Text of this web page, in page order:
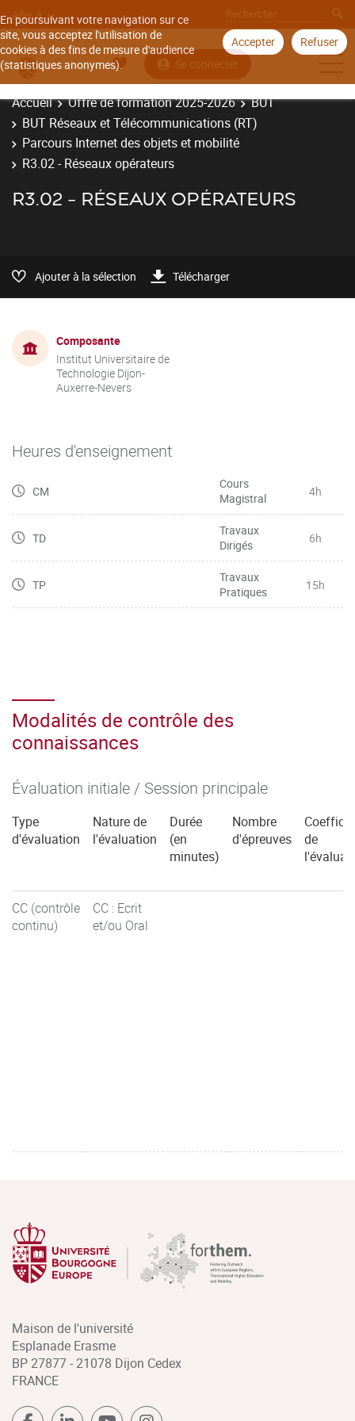
En poursuivant votre navigation sur ce
site, vous acceptez l'utilisation de
cookies à des fins de mesure d'audience
(statistiques anonymes).
Accepter Refuser
Aller à
Se connecter
Accueil Offre de formation 2025-2026
BUT
BUT Réseaux et Télécommunications (RT)
Parcours Internet des objets et mobilité
R3.02 - Réseaux opérateurs
R3.02 - RÉSEAUX OPÉRATEURS
Ajouter à la sélection Télécharger
Composante
Institut Universitaire de
Technologie Dijon-
Auxerre-Nevers
Heures d'enseignement
CM
Cours
Magistral
4h
TD
Travaux
Dirigés
6h
TP
Travaux
Pratiques
15h
Modalités de contrôle des
connaissances
Évaluation initiale / Session principale
Type
d'évaluation
Nature de
l'évaluation
Durée
(en
minutes)
Nombre
d'épreuves
de
CC (contrôle
continu)
CC : Ecrit
et/ou Oral
Maison de l'université
Esplanade Erasme
BP 27877 - 21078 Dijon Cedex
FRANCE